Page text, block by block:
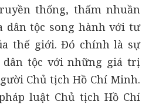
thống, thấm nhuần
dân tộc song hành với tư
thế giới. Đó chính là sự
tộc với những giá trị
Chủ tịch Hồ Chí Minh.
luật Chủ tịch Hồ Chí